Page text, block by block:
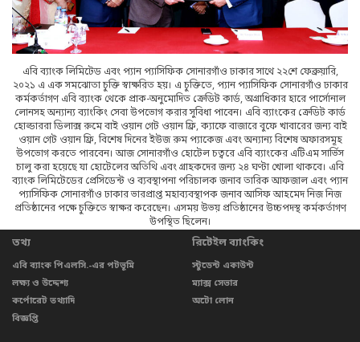
এবি ব্যাংক লিমিটেড এবং প্যান প্যাসিফিক সোনারগাঁও ঢাকার সাথে ২২শে ফেব্রুয়ারি,
২০২১ এ এক সমঝোতা চুক্তি স্বাক্ষরিত হয়। এ চুক্তিতে, প্যান প্যাসিফিক সোনারগাঁও ঢাকার
কর্মকর্তাগণ এবি ব্যাংক থেকে প্রাক-অনুমোদিত ক্রেডিট কার্ড, অগ্রাধিকার হারে পার্সোনাল
লোনসহ অন্যান্য ব্যাংকিং সেবা উপভোগ করার সুবিধা পাবেন। এবি ব্যাংকের ক্রেডিট কার্ড
হোল্ডাররা ডিলাক্স রুমে বাই ওয়ান গেট ওয়ান ফ্রি, ক্যাফে বাজারে বুফে খাবারের জন্য বাই
ওয়ান গেট ওয়ান ফ্রি, বিশেষ দিনের ইউজ রুম প্যাকেজ এবং অন্যান্য বিশেষ অফারসমূহ
উপভোগ করতে পারবেন। আজ সোনারগাঁও হোটেল চত্বরে এবি ব্যাংকের এটিএম সার্ভিস
চালু করা হয়েছে যা হোটেলের অতিথি এবং গ্রাহকদের জন্য ২৪ ঘণ্টা খোলা থাকবে। এবি
ব্যাংক লিমিটেডের প্রেসিডেন্ট ও ব্যবস্থাপনা পরিচালক জনাব তারিক আফজাল এবং প্যান
প্যাসিফিক সোনারগাঁও ঢাকার ভারপ্রাপ্ত মহাব্যবস্থাপক জনাব আসিফ আহমেদ নিজ নিজ
প্রতিষ্ঠানের পক্ষে চুক্তিতে স্বাক্ষর করেছেন। এসময় উভয় প্রতিষ্ঠানের উচ্চপদস্থ কর্মকর্তাগণ
উপস্থিত ছিলেন।
তথ্য
এবি ব্যাংক পিএলসি.-এর পটভূমি
লক্ষ্য ও উদ্দেশ্য
কর্পোরেট তথ্যাদি
বিজ্ঞপ্তি
রিটেইল ব্যাংকিং
স্টুডেন্ট একাউন্ট
ম্যাক্স সেভার
অটো লোন